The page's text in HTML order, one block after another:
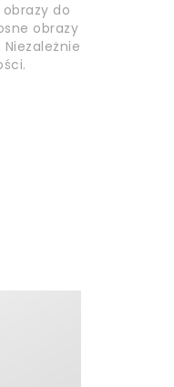
do
obrazy